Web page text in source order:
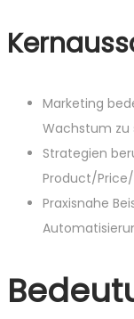
Marketing
Wachstum zu
Strategien
Product/Price/
Praxisnahe